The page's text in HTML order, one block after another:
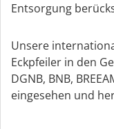
Entsorgung
Unsere
Eckpfeiler in den
DGNB, BNB,
eingesehen und